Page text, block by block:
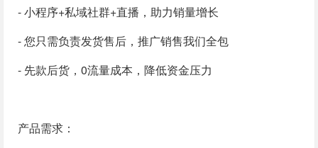
- 小程序+私域社群+直播，助力销量增长
- 您只需负责发货售后，推广销售我们全包
- 先款后货，0流量成本，降低资金压力
产品需求：